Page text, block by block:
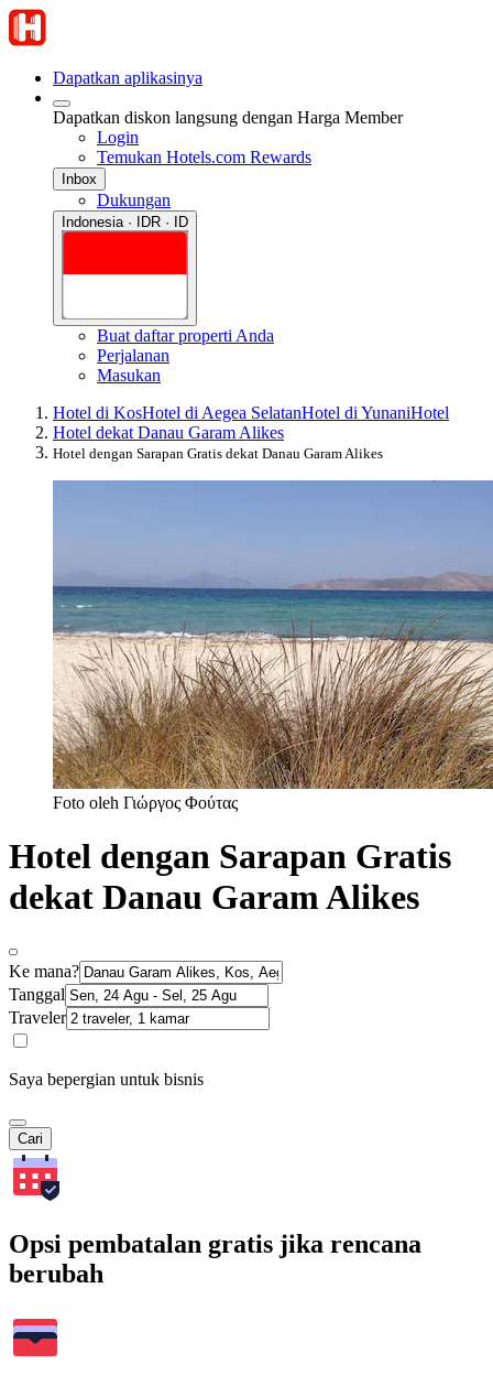
Dapatkan aplikasinya
Dapatkan diskon langsung dengan Harga Member
Login
Temukan Hotels.com Rewards
Inbox
Dukungan
Indonesia · IDR · ID
Buat daftar properti Anda
Perjalanan
Masukan
Hotel di KosHotel di Aegea SelatanHotel di YunaniHotel
Hotel dekat Danau Garam Alikes
Hotel dengan Sarapan Gratis dekat Danau Garam Alikes
Foto oleh Γιώργος Φούτας
Hotel dengan Sarapan Gratis
dekat Danau Garam Alikes
Ke mana?
Tanggal
Traveler
Saya bepergian untuk bisnis
Cari
Opsi pembatalan gratis jika rencana
berubah